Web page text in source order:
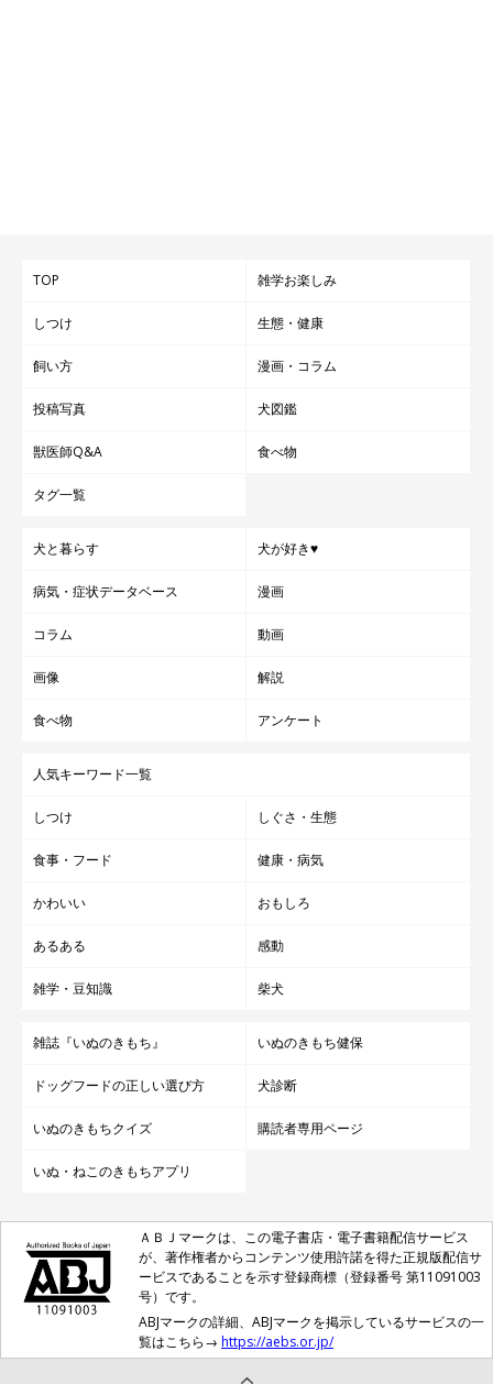
TOP 雑学お楽しみ
しつけ 生態・健康
飼い方 漫画・コラム
投稿写真 犬図鑑
獣医師Q&A 食べ物
タグ一覧
犬と暮らす 犬が好き♥
病気・症状データベース 漫画
コラム 動画
画像 解説
食べ物 アンケート
人気キーワード一覧
しつけ しぐさ・生態
食事・フード 健康・病気
かわいい おもしろ
あるある 感動
雑学・豆知識 柴犬
雑誌『いぬのきもち』 いぬのきもち健保
ドッグフードの正しい選び方 犬診断
いぬのきもちクイズ 購読者専用ページ
いぬ・ねこのきもちアプリ
ＡＢＪマークは、この電子書店・電子書籍配信サービス
が、著作権者からコンテンツ使用許諾を得た正規版配信サ
ービスであることを示す登録商標（登録番号 第11091003
号）です。
ABJマークの詳細、ABJマークを掲示しているサービスの一
覧はこちら→ https://aebs.or.jp/